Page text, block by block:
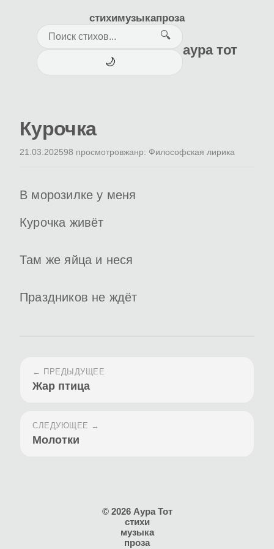
стихимузыкапроза
🔍
🌙
аура тот
Курочка
21.03.202598 просмотровжанр: Философская лирика
В морозилке у меня
Курочка живёт
Там же яйца и неся
Праздников не ждёт
← ПРЕДЫДУЩЕЕ
Жар птица
СЛЕДУЮЩЕЕ →
Молотки
© 2026 Аура Тот
стихи
музыка
проза